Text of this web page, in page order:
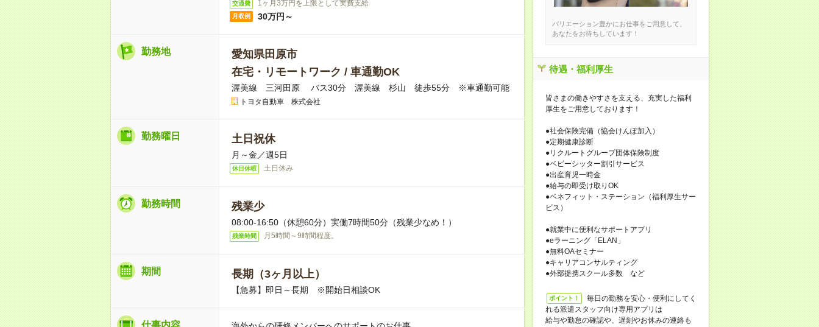
交通費 1ヶ月3万円を上限として実費支給
月収例 30万円～
勤務地
愛知県田原市
在宅・リモートワーク / 車通勤OK
渥美線 三河田原 バス30分 渥美線 杉山 徒歩55分 ※車通勤可能
トヨタ自動車 株式会社
勤務曜日 土日祝休
月～金／週5日
休日休暇 土日休み
勤務時間 残業少
08:00-16:50（休憩60分）実働7時間50分（残業少なめ！）
残業時間 月5時間～9時間程度。
期間 長期（3ヶ月以上）
【急募】即日～長期 ※開始日相談OK
仕事内容
バリエーション豊かにお仕事をご用意して、
あなたをお待ちしています！
待遇・福利厚生
皆さまの働きやすさを支える、充実した福利
厚生をご用意しております！
●社会保険完備（協会けんぽ加入）
●定期健康診断
●リクルートグループ団体保険制度
●ベビーシッター割引サービス
●出産育児一時金
●給与の即受け取りOK
●ベネフィット・ステーション（福利厚生サー
ビス）
●就業中に便利なサポートアプリ
●eラーニング「ELAN」
●無料OAセミナー
●キャリアコンサルティング
●外部提携スクール多数 など
ポイント！
毎日の勤務を安心・便利にしてく
れる派遣スタッフ向け専用アプリは
給与や勤怠の確認や、遅刻やお休みの連絡も